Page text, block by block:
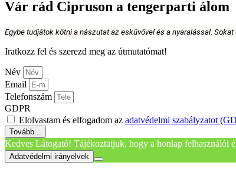
Vár rád Cipruson a tengerparti álom
Egybe tudjátok kötni a nászutat az esküvővel és a nyaralással.
Iratkozz fel és szerezd meg az útmutatómat!
Név
Email
Telefonszám
GDPR
Elolvastam és elfogadom az adatvédelmi szabályzatot
Tovább...
Kedves Látogató! Tájékoztatjuk, hogy a honlap felhasználói
Adatvédelmi irányelvek